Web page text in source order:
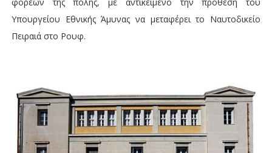
Υπουργείου Εθνικής Άμυνας να μεταφέρει το Ναυτοδικείο
Πειραιά στο Ρουφ.